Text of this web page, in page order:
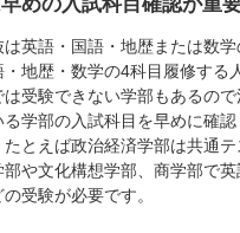
英語・国語・地歴または数
地歴・数学の4科目履修する
受験できない学部もあるので
学部の入試科目を早めに確
とえば政治経済学部は共通
部や文化構想学部、商学部で
受験が必要です。